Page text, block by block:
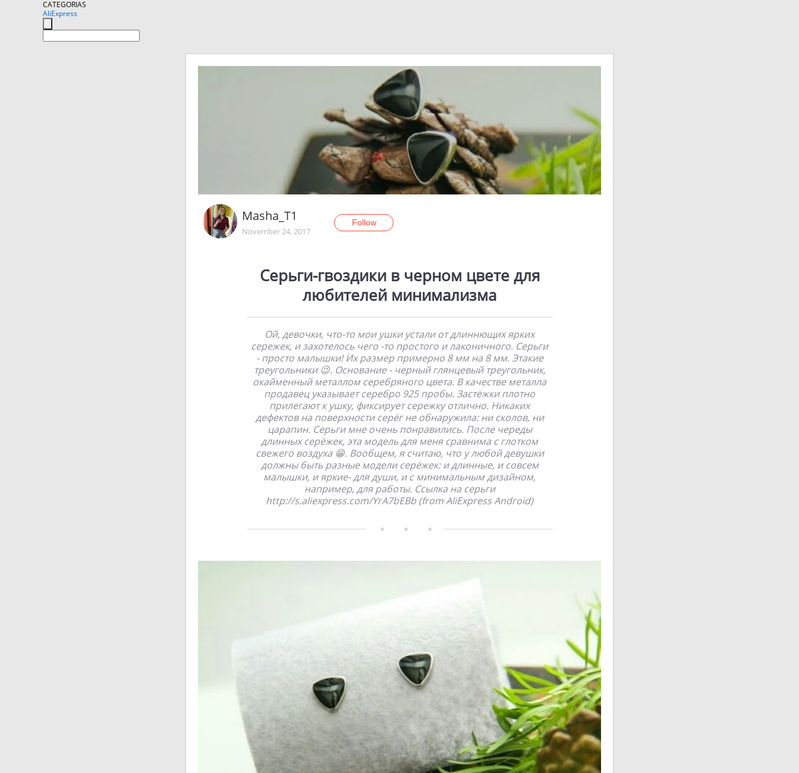
CATEGORIAS
AliExpress
Masha_T1
November 24, 2017
Follow
Серьги-гвоздики в черном цвете для
любителей минимализма
Ой, девочки, что-то мои ушки устали от длиннющих ярких
сережек, и захотелось чего -то простого и лаконичного. Серьги
- просто малышки! Их размер примерно 8 мм на 8 мм. Этакие
треугольники 😉. Основание - черный глянцевый треугольник,
окайменный металлом серебряного цвета. В качестве металла
продавец указывает серебро 925 пробы. Застёжки плотно
прилегают к ушку, фиксирует сережку отлично. Никаких
дефектов на поверхности серёг не обнаружила: ни сколов, ни
царапин. Серьги мне очень понравились. После череды
длинных серёжек, эта модель для меня сравнима с глотком
свежего воздуха 😁. Вообщем, я считаю, что у любой девушки
должны быть разные модели серёжек: и длинные, и совсем
малышки, и яркие- для души, и с минимальным дизайном,
например, для работы. Ссылка на серьги
http://s.aliexpress.com/YrA7bEBb (from AliExpress Android)